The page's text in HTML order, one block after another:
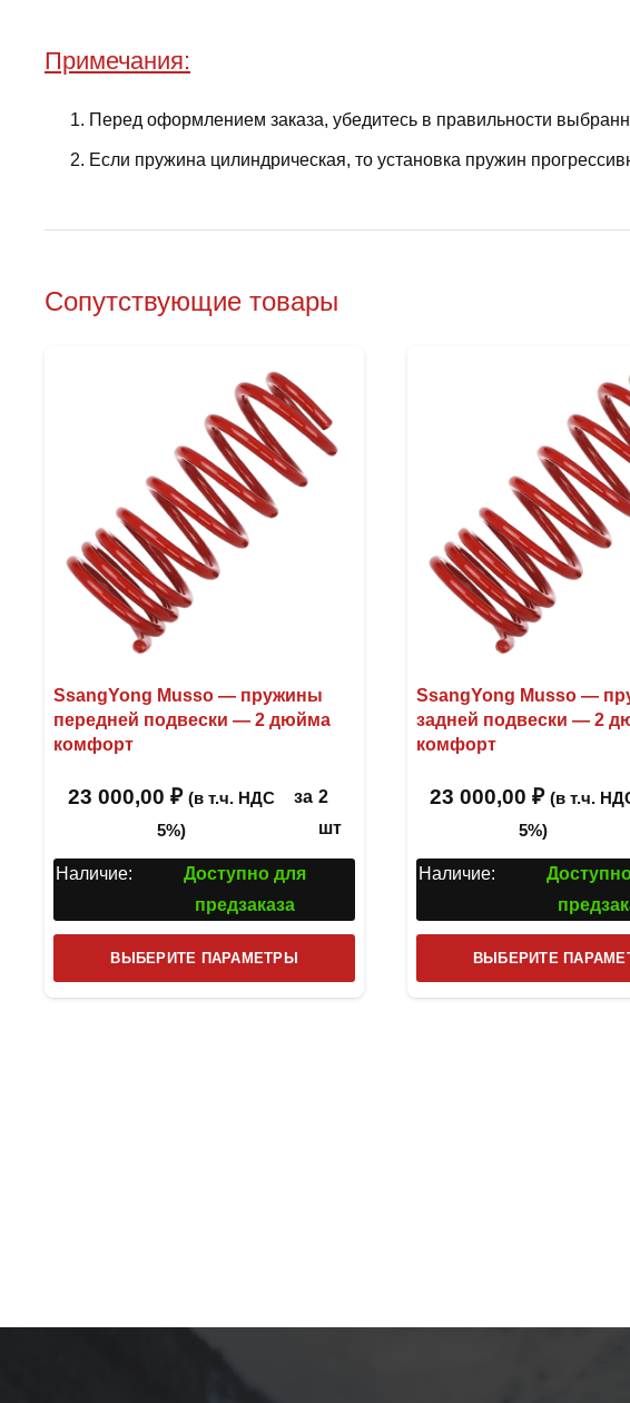
Примечания:
Перед оформлением заказа, убедитесь в правильности
Если пружина цилиндрическая, то установка пружин
Сопутствующие товары
SsangYong Musso — пружины
передней подвески — 2 дюйма
комфорт
23 000,00 ₽ (в т.ч. НДС
5%)
за 2
шт
Наличие:
Доступно для
предзаказа
ВЫБЕРИТЕ ПАРАМЕТРЫ
товар
SsangYong Musso —
задней подвески — 2
комфорт
23 000,00₽ (в т.ч.
5%)
Наличие:
ВЫБЕРИТЕ